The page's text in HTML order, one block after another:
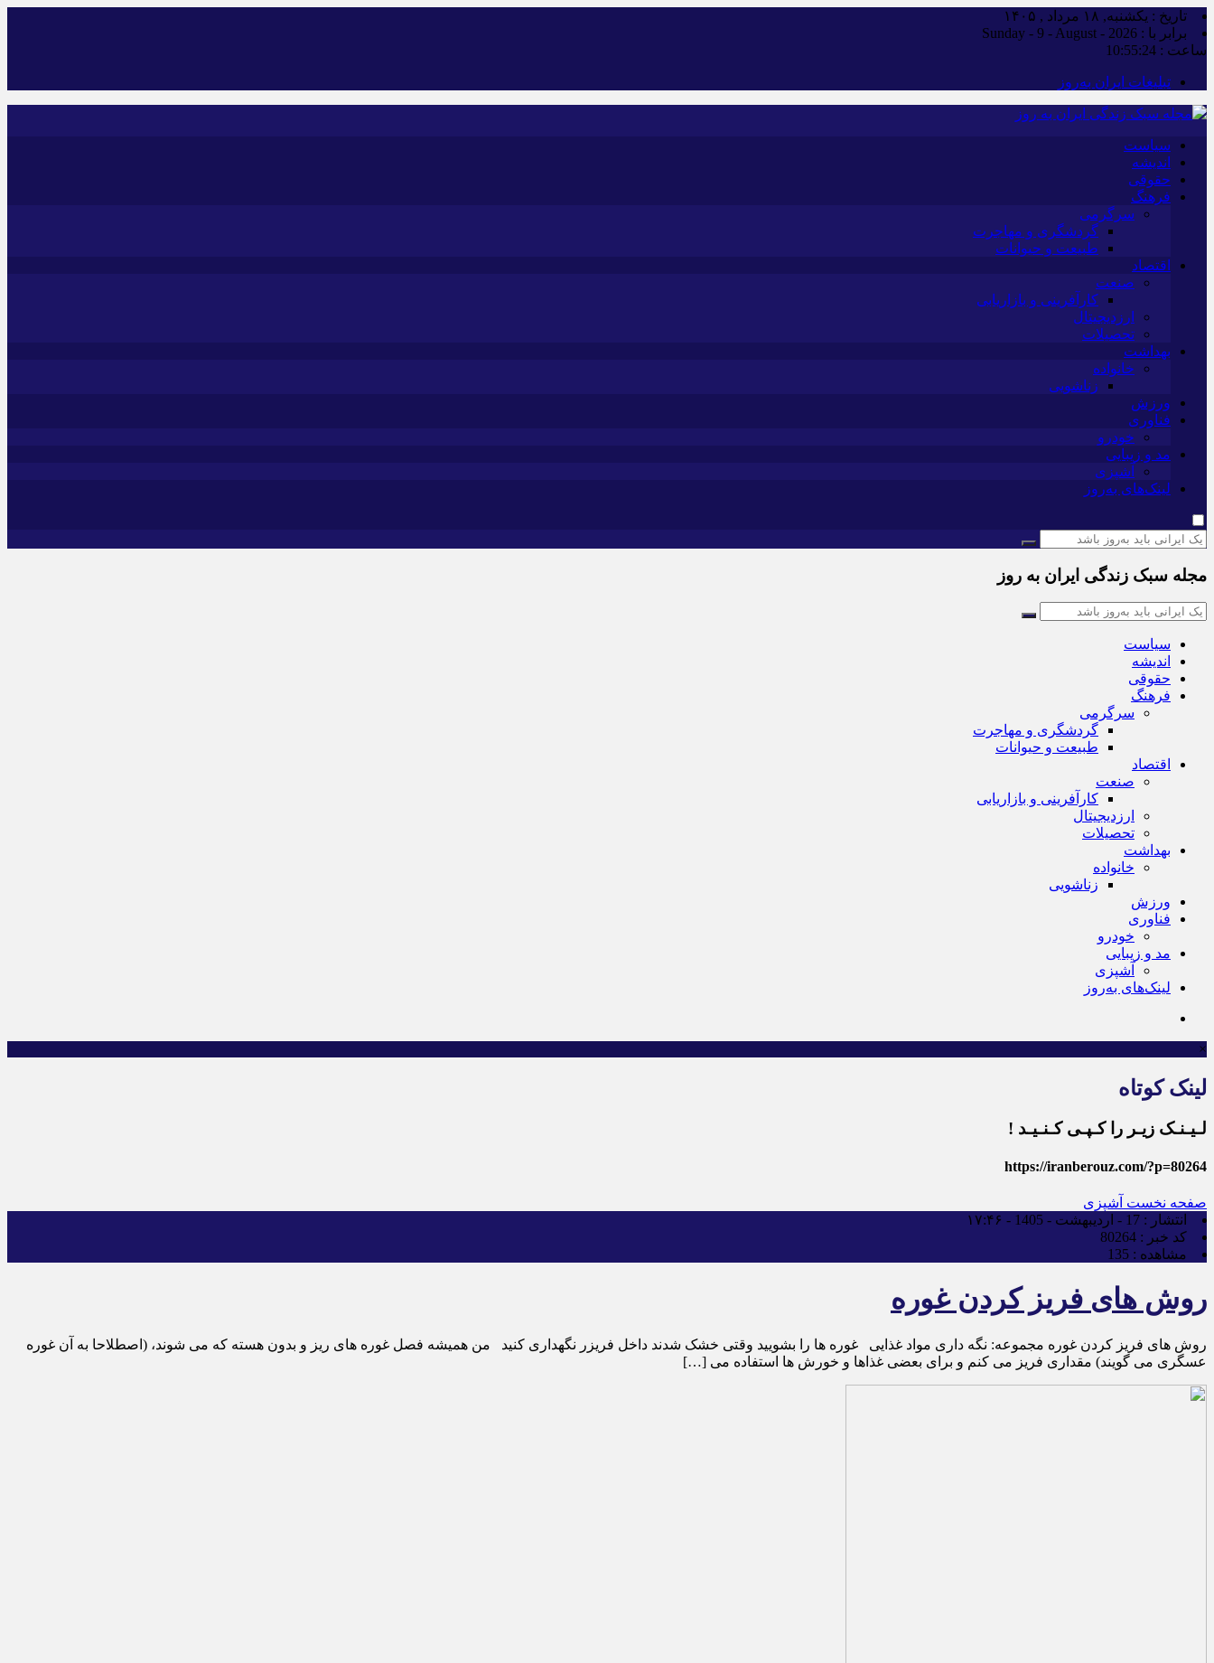
تاریخ : یکشنبه, ۱۸ مرداد , ۱۴۰۵
برابر با : Sunday - 9 - August - 2026
ساعت : 10:55:25
تبلیغات ایران به‌روز
سیاست
اندیشه
حقوقی
فرهنگ
سرگرمی
گردشگری و مهاجرت
طبیعت و حیوانات
اقتصاد
صنعت
کارآفرینی و بازاریابی
ارزدیجیتال
تحصیلات
بهداشت
خانواده
زناشویی
ورزش
فناوری
خودرو
مد و زیبایی
آشپزی
لینک‌های به‌روز
مجله سبک زندگی ایران به روز
سیاست
اندیشه
حقوقی
فرهنگ
سرگرمی
گردشگری و مهاجرت
طبیعت و حیوانات
اقتصاد
صنعت
کارآفرینی و بازاریابی
ارزدیجیتال
تحصیلات
بهداشت
خانواده
زناشویی
ورزش
فناوری
خودرو
مد و زیبایی
آشپزی
لینک‌های به‌روز
×
لینک کوتاه
لـیـنـک زیـر را کـپـی کـنـیـد !
https://iranberouz.com/?p=80264
صفحه نخست آشپزی
انتشار : 17 - اردیبهشت - 1405 - ۱۷:۴۶
کد خبر : 80264
مشاهده : 135
روش های فریز کردن غوره
روش های فریز کردن غوره مجموعه: نگه داری مواد غذایی غوره ها را بشویید وقتی خشک شدند داخل فریزر نگهداری کنید من همیشه فصل غوره های ریز و بدون هسته که می شوند، (اصطلاحا به آن غوره
عسگری می گویند) مقداری فریز می کنم و برای بعضی غذاها و خورش ها استفاده می […]